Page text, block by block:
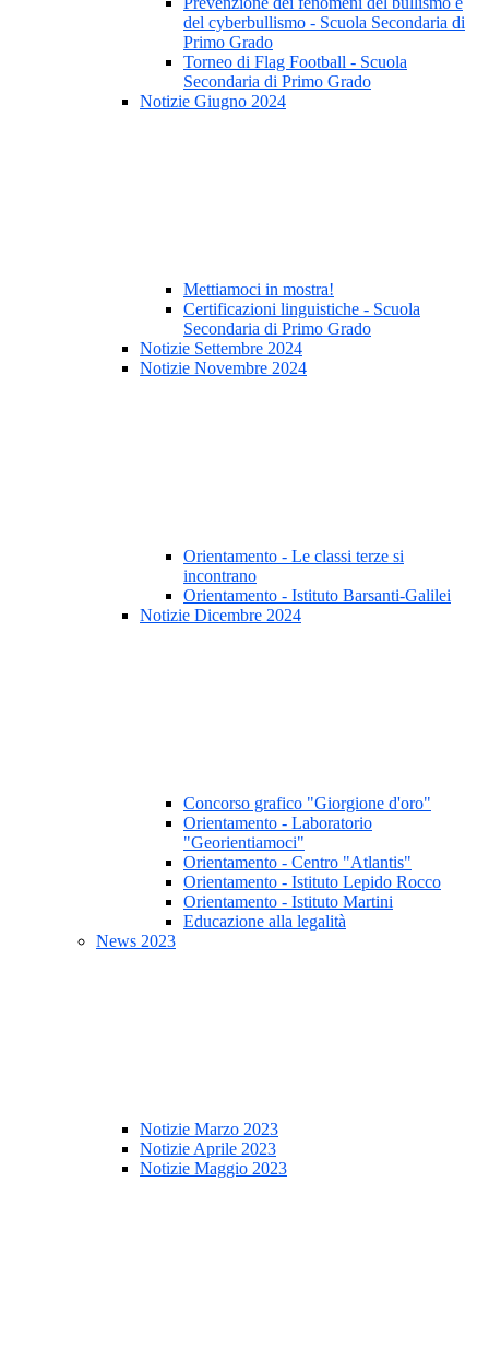
del cyberbullismo - Scuola Secondaria di
Primo Grado
Torneo di Flag Football - Scuola
Secondaria di Primo Grado
Notizie Giugno 2024
Mettiamoci in mostra!
Certificazioni linguistiche - Scuola
Secondaria di Primo Grado
Notizie Settembre 2024
Notizie Novembre 2024
Orientamento - Le classi terze si
incontrano
Orientamento - Istituto Barsanti-Galilei
Notizie Dicembre 2024
Concorso grafico "Giorgione d'oro"
Orientamento - Laboratorio
"Georientiamoci"
Orientamento - Centro "Atlantis"
Orientamento - Istituto Lepido Rocco
Orientamento - Istituto Martini
Educazione alla legalità
News 2023
Notizie Marzo 2023
Notizie Aprile 2023
Notizie Maggio 2023